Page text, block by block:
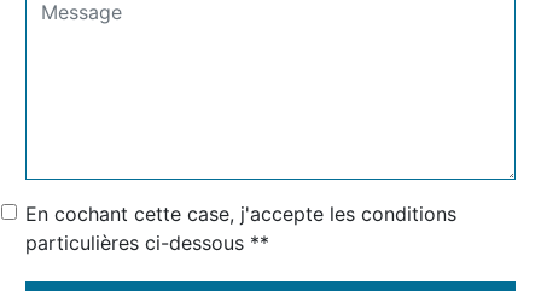
En cochant cette case, j'accepte les conditions
particulières ci-dessous **